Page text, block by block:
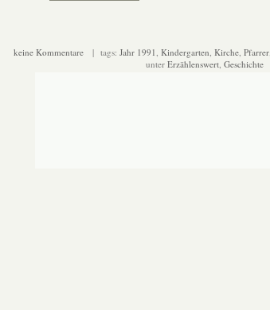
keine Kommentare | tags: Jahr 1991 Kindergarten Kirche Pfarrer
unter Erzählenswert Geschichte